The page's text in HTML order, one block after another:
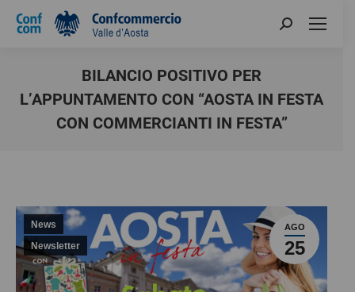
BILANCIO POSITIVO PER
L’APPUNTAMENTO CON “AOSTA IN FESTA
CON COMMERCIANTI IN FESTA”
AGO
25
News
Newsletter